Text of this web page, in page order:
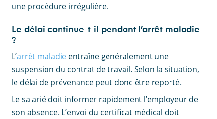
une procédure irrégulière.
Le délai continue-t-il pendant l’arrêt maladie
?
L’arrêt maladie entraîne généralement une
suspension du contrat de travail. Selon la situation,
le délai de prévenance peut donc être reporté.
Le salarié doit informer rapidement l’employeur de
son absence. L’envoi du certificat médical doit